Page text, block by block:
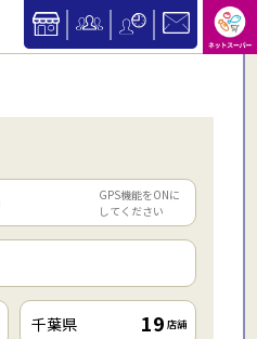
GPS機能をONに
してください
千葉県 19 店舗